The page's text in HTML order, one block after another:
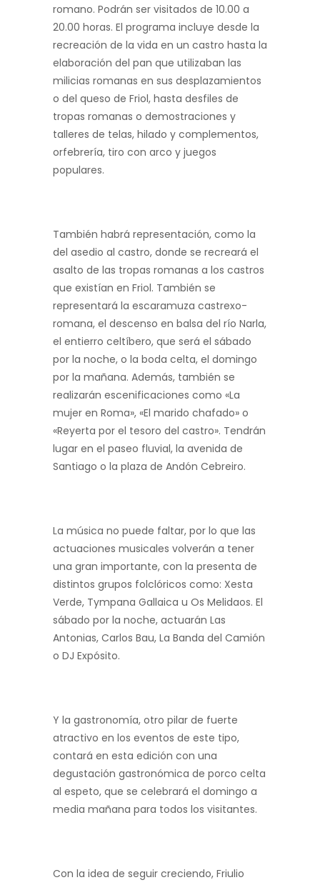
romano. Podrán ser visitados de 10.00 a
20.00 horas. El programa incluye desde la
recreación de la vida en un castro hasta la
elaboración del pan que utilizaban las
milicias romanas en sus desplazamientos
o del queso de Friol, hasta desfiles de
tropas romanas o demostraciones y
talleres de telas, hilado y complementos,
orfebrería, tiro con arco y juegos
populares.
También habrá representación, como la
del asedio al castro, donde se recreará el
asalto de las tropas romanas a los castros
que existían en Friol. También se
representará la escaramuza castrexo-
romana, el descenso en balsa del río Narla,
el entierro celtíbero, que será el sábado
por la noche, o la boda celta, el domingo
por la mañana. Además, también se
realizarán escenificaciones como «La
mujer en Roma», «El marido chafado» o
«Reyerta por el tesoro del castro». Tendrán
lugar en el paseo fluvial, la avenida de
Santiago o la plaza de Andón Cebreiro.
La música no puede faltar, por lo que las
actuaciones musicales volverán a tener
una gran importante, con la presenta de
distintos grupos folclóricos como: Xesta
Verde, Tympana Gallaica u Os Melidaos. El
sábado por la noche, actuarán Las
Antonias, Carlos Bau, La Banda del Camión
o DJ Expósito.
Y la gastronomía, otro pilar de fuerte
atractivo en los eventos de este tipo,
contará en esta edición con una
degustación gastronómica de porco celta
al espeto, que se celebrará el domingo a
media mañana para todos los visitantes.
Con la idea de seguir creciendo, Friulio